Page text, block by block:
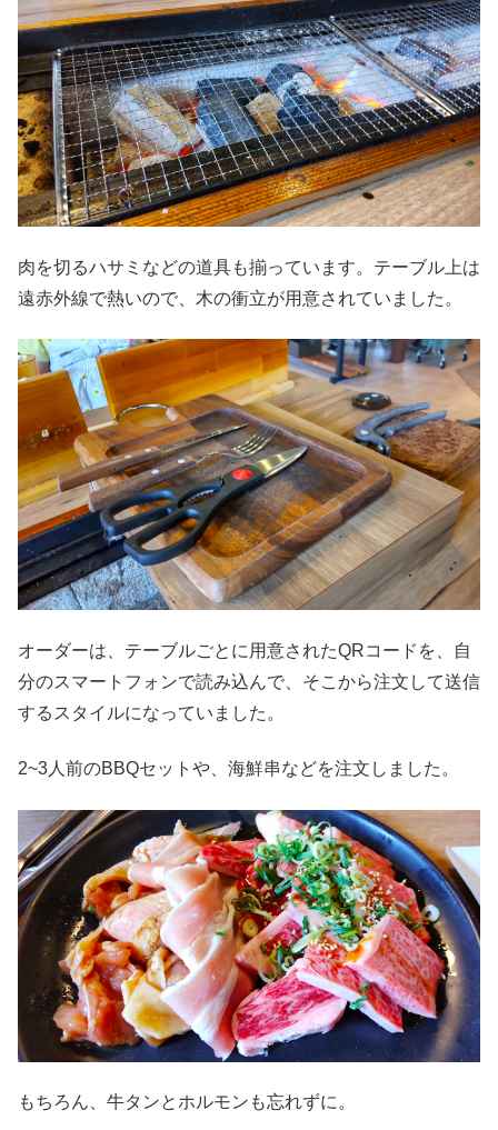
肉を切るハサミなどの道具も揃っています。テーブル上は
遠赤外線で熱いので、木の衝立が用意されていました。
オーダーは、テーブルごとに用意されたQRコードを、自
分のスマートフォンで読み込んで、そこから注文して送信
するスタイルになっていました。
2~3人前のBBQセットや、海鮮串などを注文しました。
もちろん、牛タンとホルモンも忘れずに。